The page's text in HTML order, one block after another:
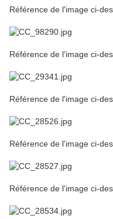
Référence de l'image ci-
Référence de l'image ci-
Référence de l'image ci-
Référence de l'image ci-
Référence de l'image ci-